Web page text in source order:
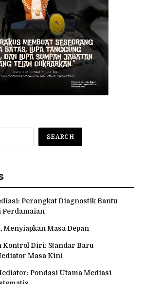
SEARCH
Perangkat Diagnostik Bantu
Menyiapkan Masa Depan
Kontrol Diri: Standar Baru
Masa Kini
Pondasi Utama Mediasi